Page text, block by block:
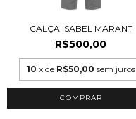
CALÇA ISABEL MARANT
R$500,00
10 x de R$50,00 sem juros